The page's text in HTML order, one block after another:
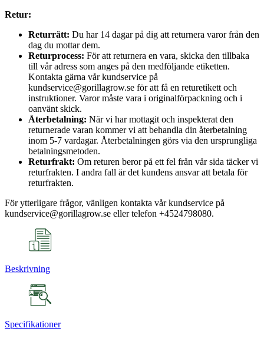
Retur:
Returrätt: Du har 14 dagar på dig att returnera varor från den
dag du mottar dem.
Returprocess: För att returnera en vara, skicka den tillbaka
till vår adress som anges på den medföljande etiketten.
Kontakta gärna vår kundservice på
kundservice@gorillagrow.se för att få en returetikett och
instruktioner. Varor måste vara i originalförpackning och i
oanvänt skick.
Återbetalning: När vi har mottagit och inspekterat den
returnerade varan kommer vi att behandla din återbetalning
inom 5-7 vardagar. Återbetalningen görs via den ursprungliga
betalningsmetoden.
Returfrakt: Om returen beror på ett fel från vår sida täcker vi
returfrakten. I andra fall är det kundens ansvar att betala för
returfrakten.
För ytterligare frågor, vänligen kontakta vår kundservice på
kundservice@gorillagrow.se eller telefon +4524798080.
Beskrivning
Specifikationer